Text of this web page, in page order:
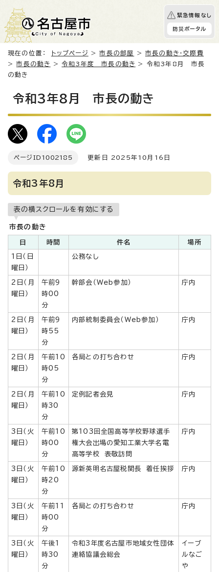
緊急情報なし
防災ポータル
現在の位置： トップページ >市長の部屋 >市長の動き・交際費
>市長の動き >令和3年度 市長の動き > 令和3年8月 市長
の動き
令和3年8月 市長の動き
ページID 1002185 更新日 2025年10月16日
令和3年8月
表の横スクロールを有効にする
市長の動き
日 時間 件名 場所
1日（日
曜日）
公務なし
2日（月
曜日）
午前9
時00
分
幹部会（Web参加） 庁内
2日（月
曜日）
午前9
時55
分
内部統制委員会（Web参加） 庁内
2日（月
曜日）
午前10
時05
分
各局との打ち合わせ 庁内
2日（月
曜日）
午前10
時30
分
定例記者会見 庁内
3日（火
曜日）
午前10
時00
分
第103回全国高等学校野球選手
権大会出場の愛知工業大学名電
高等学校 表敬訪問
庁内
3日（火
曜日）
午前10
時20
分
源新英明名古屋税関長 着任挨拶 庁内
3日（火
曜日）
午前11
時00
分
各局との打ち合わせ 庁内
3日（火
曜日）
午後1
時30
分
令和3年度名古屋市地域女性団体
連絡協議会総会
イーブ
ルなご
や